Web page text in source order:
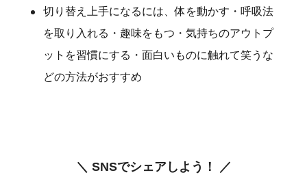
切り替え上手になるには、体を動かす・呼吸法
を取り入れる・趣味をもつ・気持ちのアウトプ
ットを習慣にする・面白いものに触れて笑うな
どの方法がおすすめ
＼ SNSでシェアしよう！ ／